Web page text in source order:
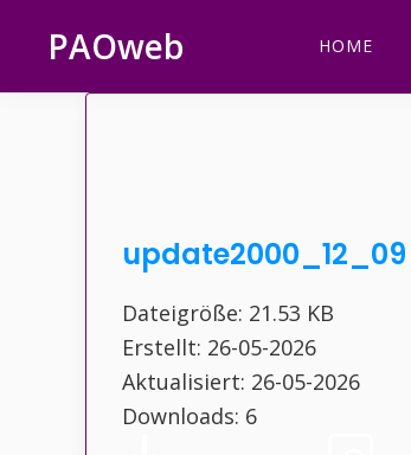
Hauptnavigation
springen
Inhalt
springen
Seitenspalte
springen
Fußzeile
springen
PAOweb HOME
update2000_12_09
Dateigröße: 21.53 KB
Erstellt: 26-05-2026
Aktualisiert: 26-05-2026
Downloads: 6